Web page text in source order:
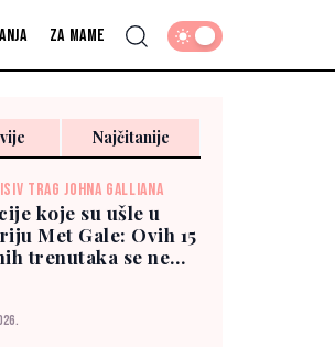
Za mame
Najčitanije
TRAG JOHNA GALLIANA
koje su ušle u
Met Gale: Ovih 15
trenutaka se ne